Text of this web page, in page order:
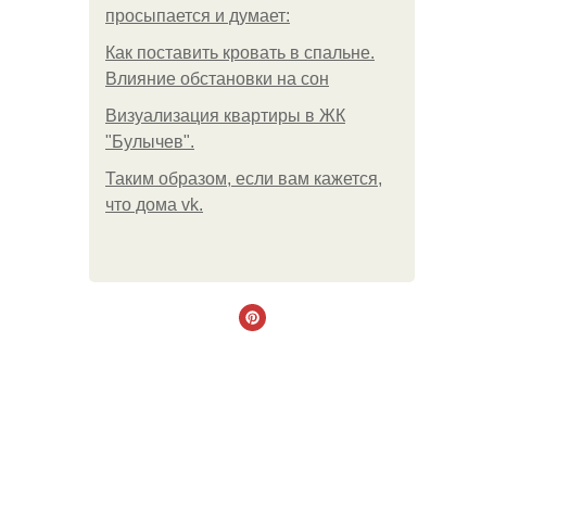
просыпается и думает:
Как поставить кровать в спальне.
Влияние обстановки на сон
Визуализация квартиры в ЖК
"Булычев".
Таким образом, если вам кажется,
что дома vk.